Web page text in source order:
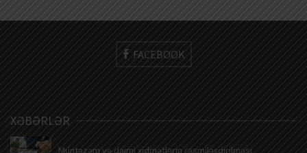
FACEBOOK
XƏBƏRLƏR
Müntəzəm və daimi xidmətlərin rəsmiləşdirilməsi